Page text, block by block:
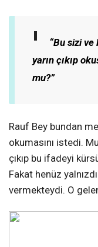
“Bu sizi
yarın çıkıp
mu?”
Rauf Bey bundan
okumasını istedi.
çıkıp bu ifadeyi
Fakat henüz
vermekteydi. O